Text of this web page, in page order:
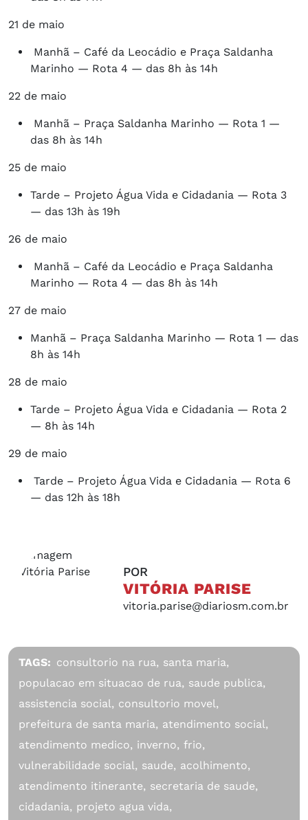
21 de maio
Manhã – Café da Leocádio e Praça Saldanha
Marinho — Rota 4 — das 8h às 14h
22 de maio
Manhã – Praça Saldanha Marinho — Rota 1 —
das 8h às 14h
25 de maio
Tarde – Projeto Água Vida e Cidadania — Rota 3
— das 13h às 19h
26 de maio
Manhã – Café da Leocádio e Praça Saldanha
Marinho — Rota 4 — das 8h às 14h
27 de maio
Manhã – Praça Saldanha Marinho — Rota 1 — das
8h às 14h
28 de maio
Tarde – Projeto Água Vida e Cidadania — Rota 2
— 8h às 14h
29 de maio
Tarde – Projeto Água Vida e Cidadania — Rota 6
— das 12h às 18h
POR
VITÓRIA PARISE
vitoria.parise@diariosm.com.br
TAGS: consultorio na rua, santa maria,
populacao em situacao de rua, saude publica,
assistencia social, consultorio movel,
prefeitura de santa maria, atendimento social,
atendimento medico, inverno, frio,
vulnerabilidade social, saude, acolhimento,
atendimento itinerante, secretaria de saude,
cidadania, projeto agua vida,